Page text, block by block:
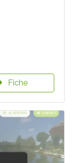
Fiche